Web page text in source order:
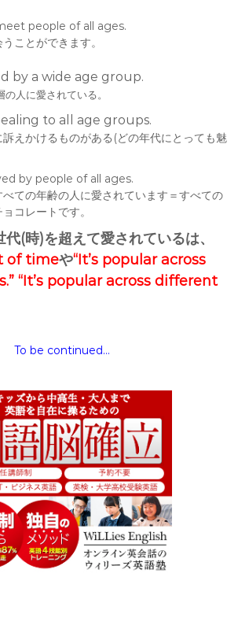
people of all ages.
ことができます。
by a wide age group.
人に愛されている。
to all age groups.
えかけるものがある(どの年代にとっても魅
by people of all ages.
ての年齢の人に愛されています＝すべての
コレートです。
(時)を超えて愛されているは、
of timeや“It’s popular across
“It’s popular across different
To be continued…